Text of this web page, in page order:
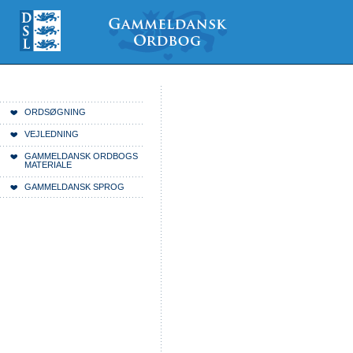
indhold
Videre
værktøjer
ORDSØGNING
VEJLEDNING
GAMMELDANSK ORDBOGS
MATERIALE
GAMMELDANSK SPROG